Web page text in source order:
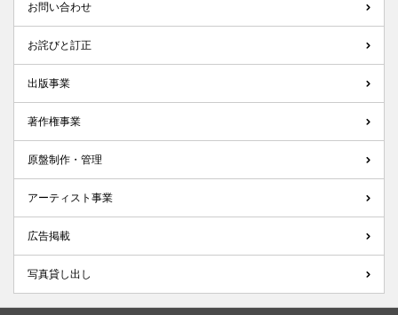
お問い合わせ
お詫びと訂正
出版事業
著作権事業
原盤制作・管理
アーティスト事業
広告掲載
写真貸し出し